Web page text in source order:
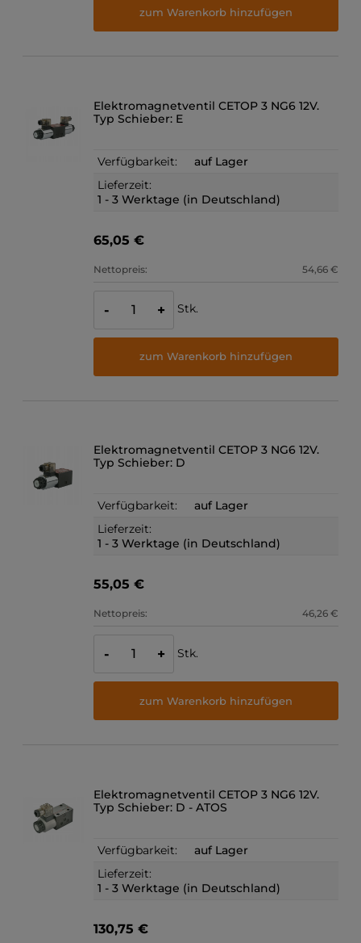
zum Warenkorb hinzufügen
Elektromagnetventil CETOP 3 NG6 12V.
Typ Schieber: E
Verfügbarkeit:
auf Lager
Lieferzeit:
1 - 3 Werktage (in Deutschland)
65,05 €
Nettopreis: 54,66 €
- + Stk.
zum Warenkorb hinzufügen
Elektromagnetventil CETOP 3 NG6 12V.
Typ Schieber: D
Verfügbarkeit:
auf Lager
Lieferzeit:
1 - 3 Werktage (in Deutschland)
55,05 €
Nettopreis: 46,26 €
- + Stk.
zum Warenkorb hinzufügen
Elektromagnetventil CETOP 3 NG6 12V.
Typ Schieber: D - ATOS
Verfügbarkeit:
auf Lager
Lieferzeit:
1 - 3 Werktage (in Deutschland)
130,75 €